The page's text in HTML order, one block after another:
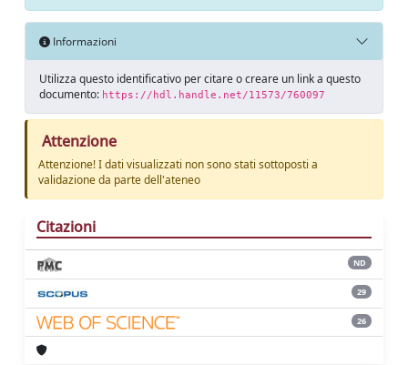
Informazioni
Utilizza questo identificativo per citare o creare un link a questo
documento: https://hdl.handle.net/11573/760097
Attenzione
Attenzione! I dati visualizzati non sono stati sottoposti a
validazione da parte dell'ateneo
Citazioni
ND
29
26